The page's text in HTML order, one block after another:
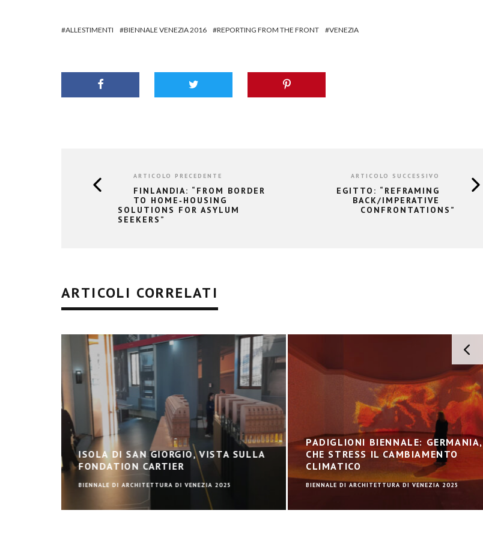
ALLESTIMENTI BIENNALE VENEZIA 2016 REPORTING FROM THE FRONT VENEZIA
ARTICOLO PRECEDENTE
FINLANDIA: “FROM BORDER
TO HOME‐HOUSING
SOLUTIONS FOR ASYLUM
SEEKERS”
ARTICOLO SUCCESSIVO
EGITTO: “REFRAMING
BACK/IMPERATIVE
CONFRONTATIONS”
ARTICOLI CORRELATI
ISOLA DI SAN GIORGIO, VISTA SULLA
FONDATION CARTIER
BIENNALE DI ARCHITETTURA DI VENEZIA 2025
PADIGLIONI BIENNALE: GERMANIA,
CHE STRESS IL CAMBIAMENTO
CLIMATICO
BIENNALE DI ARCHITETTURA DI VENEZIA 2025